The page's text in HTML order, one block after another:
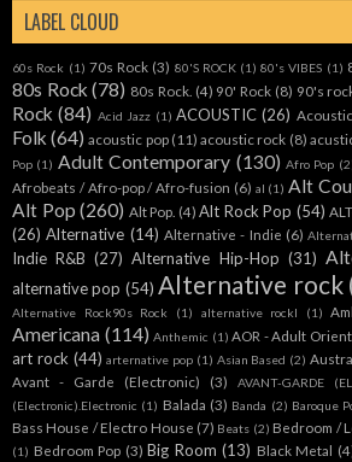
LABEL CLOUD
60s Rock (1) 70s Rock (3) 80'S ROCK (1) 80's VIBES (1)
80s Rock (78) 80s Rock. (4) 90' Rock (8) 90's
Rock (84) Acid Jazz (1) ACOUSTIC (26)
Folk (64) acoustic pop (11) acoustic rock (8)
Pop (1) Adult Contemporary (130) Afro Pop
Afrobeats / Afro-pop / Afro-fusion (6) al (1) Alt
Alt Pop (260) Alt Pop. (4) Alt Rock Pop (54)
(26) Alternative (14) Alternative - Indie (6)
Indie R&B (27) Alternative Hip-Hop (31)
alternative pop (54) Alternative rock
Alternative Rock90s Rock
(1) alternative rockl (1)
Americana (114) Anthemic (1) AOR - Adult
art rock (44) arternative pop (1) Asian Based (2)
Avant - Garde (Electronic)
(3) AVANT-GARDE
(Electronic).Electronic (1) Balada (3) Banda (2) Baroque
Bass House / Electro House (7) Beats (2) Bedroom /
(1) Bedroom Pop (3) Big Room (13) Black Metal